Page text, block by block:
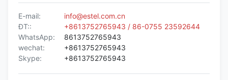
E-mail:
info@estel.com.cn
ĐT::
+8613752765943 / 86-0755 23592644
WhatsApp:
8613752765943
wechat:
+8613752765943
Skype:
+8613752765943